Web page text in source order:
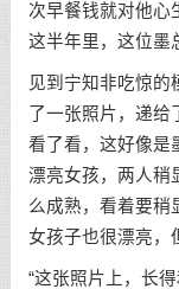
次早餐钱就对他心
这半年里，这位墨
见到宁知非吃惊的
了一张照片，递
看了看，这好像是
漂亮女孩，两人稍
么成熟，看着要稍
女孩子也很漂亮，
“这张照片上，长